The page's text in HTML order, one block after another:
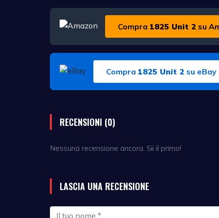
Compra 1825 Unit 2 su
Compra 1825 Unit 2 su eBay
RECENSIONI (0)
Nessuna recensione ancora. Sii il primo!
LASCIA UNA RECENSIONE